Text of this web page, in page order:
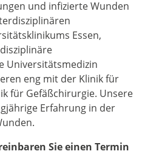
und infizierte Wunden
Essen,
Universitätsmedizin
eng mit der Klinik für
für Gefäßchirurgie. Unsere
Erfahrung in der
Sie einen Termin